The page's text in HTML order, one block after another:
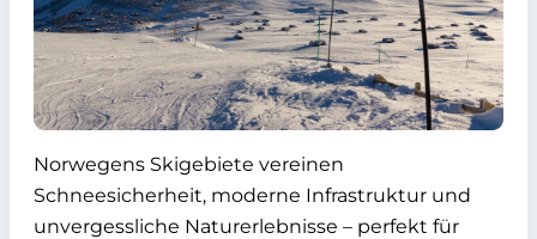
Norwegens Skigebiete vereinen
Schneesicherheit, moderne Infrastruktur und
unvergessliche Naturerlebnisse – perfekt für